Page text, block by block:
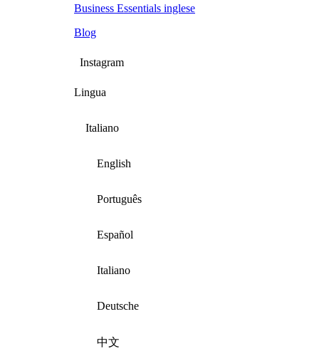
Business Essentials inglese
Blog
Instagram
Lingua
Italiano
English
Português
Español
Italiano
Deutsche
中文